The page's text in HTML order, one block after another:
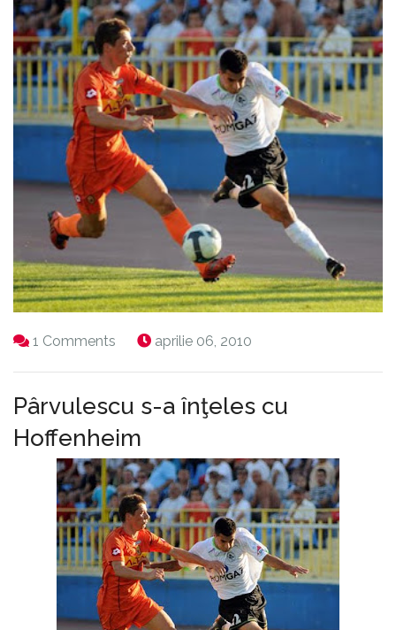
1 Comments aprilie 06, 2010
Pârvulescu s-a înţeles cu
Hoffenheim